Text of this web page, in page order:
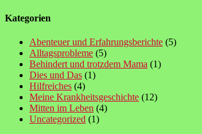
Kategorien
Abenteuer und Erfahrungsberichte (5)
Alltagsprobleme (5)
Behindert und trotzdem Mama (1)
Dies und Das (1)
Hilfreiches (4)
Meine Krankheitsgeschichte (12)
Mitten im Leben (4)
Uncategorized (1)